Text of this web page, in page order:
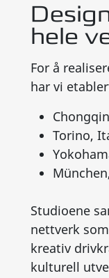
hele
For å
har vi
Torino,
Studioene
nettverk
kreativ
kulturell